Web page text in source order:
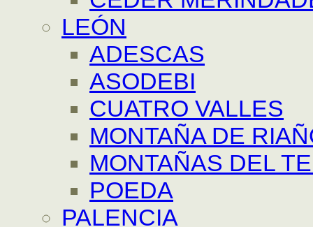
LEÓN
ADESCAS
ASODEBI
CUATRO VALLES
MONTAÑA DE
MONTAÑAS DEL
POEDA
PALENCIA